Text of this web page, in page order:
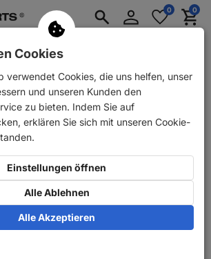
PKW Anhänger Ersatzteile
AnmeldenMerkzettel
aufklappen
0 0
NB PARTS Antriebswelle vorne links
Cookies
verwendet Cookies, die uns helfen, unser
und unseren Kunden den
zu bieten. Indem Sie auf
erklären Sie sich mit unseren Cookie-
Einstellungen öffnen
Alle Ablehnen
Alle Akzeptieren